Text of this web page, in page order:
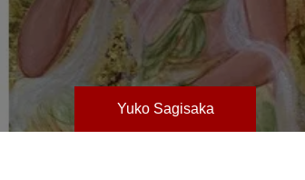
Yuko Sagisaka